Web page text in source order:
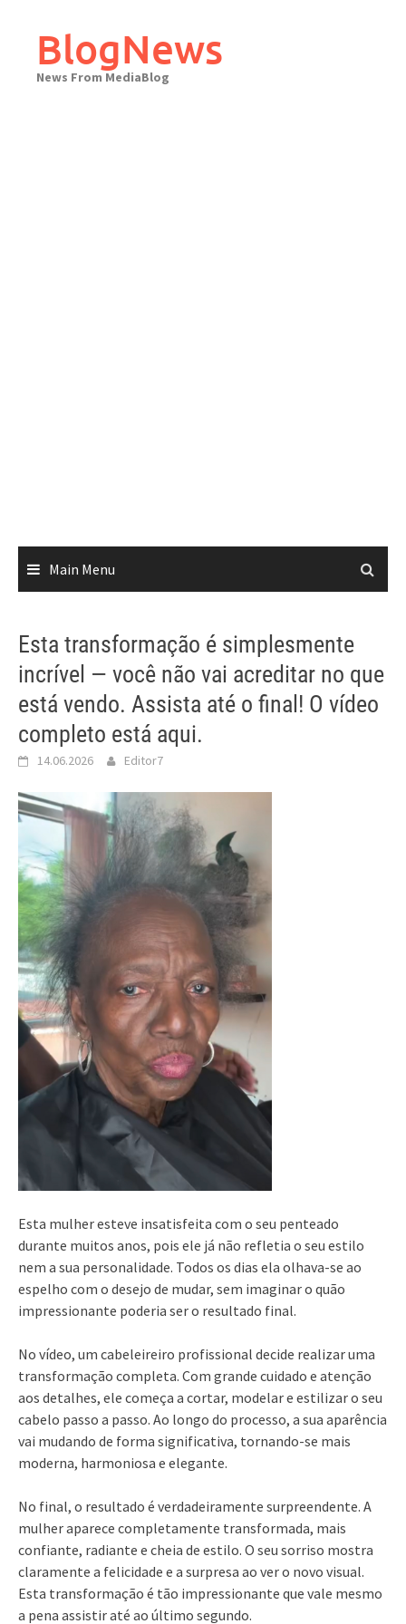
contentBlogNews
News From MediaBlog
Main Menu
Esta transformação é simplesmente
incrível — você não vai acreditar no que
está vendo. Assista até o final! O vídeo
completo está aqui.
14.06.2026 Editor7
Esta mulher esteve insatisfeita com o seu penteado
durante muitos anos, pois ele já não refletia o seu estilo
nem a sua personalidade. Todos os dias ela olhava-se ao
espelho com o desejo de mudar, sem imaginar o quão
impressionante poderia ser o resultado final.
No vídeo, um cabeleireiro profissional decide realizar uma
transformação completa. Com grande cuidado e atenção
aos detalhes, ele começa a cortar, modelar e estilizar o seu
cabelo passo a passo. Ao longo do processo, a sua aparência
vai mudando de forma significativa, tornando-se mais
moderna, harmoniosa e elegante.
No final, o resultado é verdadeiramente surpreendente. A
mulher aparece completamente transformada, mais
confiante, radiante e cheia de estilo. O seu sorriso mostra
claramente a felicidade e a surpresa ao ver o novo visual.
Esta transformação é tão impressionante que vale mesmo
a pena assistir até ao último segundo.